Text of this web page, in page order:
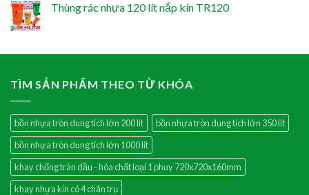
Thùng rác nhựa 120 lít nắp kín TR120
TÌM SẢN PHẨM THEO TỪ KHÓA
bồn nhựa tròn dung tích lớn 200 lít
bồn nhựa tròn dung tích lớn 350 lít
bồn nhựa tròn dung tích lớn 1000 lít
khay chống tràn dầu - hóa chất loại 1 phuy 720x720x160mm
khay nhựa kín có 4 chân trụ